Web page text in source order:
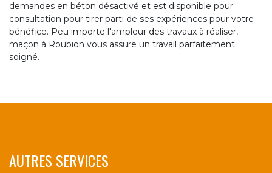
demandes en béton désactivé et est disponible pour
consultation pour tirer parti de ses expériences pour votre
bénéfice. Peu importe l'ampleur des travaux à réaliser,
maçon à Roubion vous assure un travail parfaitement
soigné.
AUTRES SERVICES